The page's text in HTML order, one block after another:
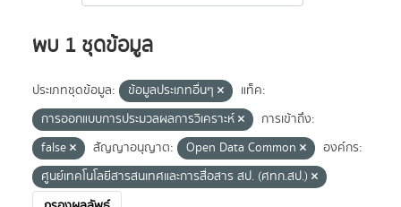
พบ 1 ชุดข้อมูล
ประเภทชุดข้อมูล: ข้อมูลประเภทอื่นๆ
แท็ค:
การออกแบบการประมวลผลการวิเคราะห์
การเข้าถึง:
false
สัญญาอนุญาต: Open Data Common
องค์กร:
ศูนย์เทคโนโลยีสารสนเทศและการสื่อสาร สป. (ศทก.สป.)